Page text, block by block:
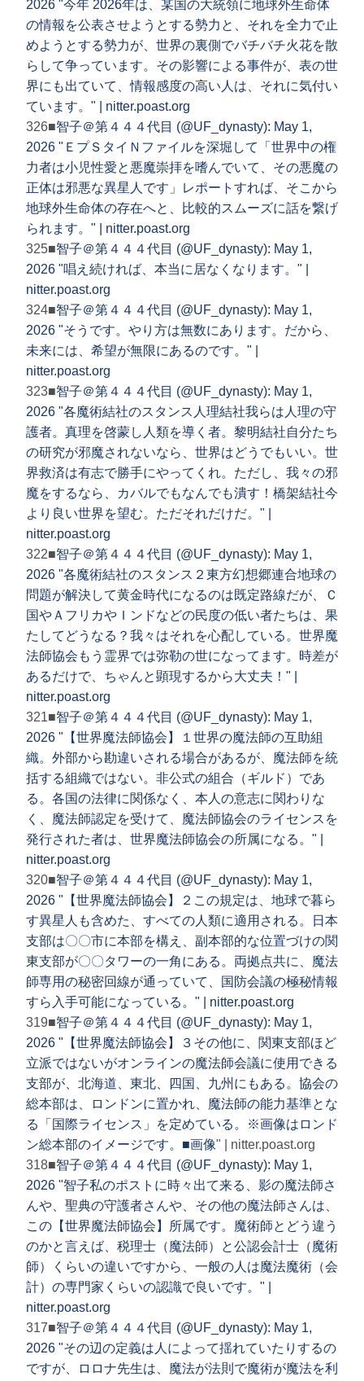
2026 "今年 2026年は、某国の大統領に地球外生命体
の情報を公表させようとする勢力と、それを全力で止
めようとする勢力が、世界の裏側でバチバチ火花を散
らして争っています。その影響による事件が、表の世
界にも出ていて、情報感度の高い人は、それに気付い
ています。" | nitter.poast.org
326■智子＠第４４４代目 (@UF_dynasty): May 1,
2026 "ＥプＳタイＮファイルを深堀して「世界中の権
力者は小児性愛と悪魔崇拝を嗜んでいて、その悪魔の
正体は邪悪な異星人です」レポートすれば、そこから
地球外生命体の存在へと、比較的スムーズに話を繋げ
られます。" | nitter.poast.org
325■智子＠第４４４代目 (@UF_dynasty): May 1,
2026 "唱え続ければ、本当に居なくなります。" |
nitter.poast.org
324■智子＠第４４４代目 (@UF_dynasty): May 1,
2026 "そうです。やり方は無数にあります。だから、
未来には、希望が無限にあるのです。" |
nitter.poast.org
323■智子＠第４４４代目 (@UF_dynasty): May 1,
2026 "各魔術結社のスタンス人理結社我らは人理の守
護者。真理を啓蒙し人類を導く者。黎明結社自分たち
の研究が邪魔されないなら、世界はどうでもいい。世
界救済は有志で勝手にやってくれ。ただし、我々の邪
魔をするなら、カバルでもなんでも潰す！橋架結社今
より良い世界を望む。ただそれだけだ。" |
nitter.poast.org
322■智子＠第４４４代目 (@UF_dynasty): May 1,
2026 "各魔術結社のスタンス２東方幻想郷連合地球の
問題が解決して黄金時代になるのは既定路線だが、Ｃ
国やＡフリカやＩンドなどの民度の低い者たちは、果
たしてどうなる？我々はそれを心配している。世界魔
法師協会もう霊界では弥勒の世になってます。時差が
あるだけで、ちゃんと顕現するから大丈夫！" |
nitter.poast.org
321■智子＠第４４４代目 (@UF_dynasty): May 1,
2026 "【世界魔法師協会】１世界の魔法師の互助組
織。外部から勘違いされる場合があるが、魔法師を統
括する組織ではない。非公式の組合（ギルド）であ
る。各国の法律に関係なく、本人の意志に関わりな
く、魔法師認定を受けて、魔法師協会のライセンスを
発行された者は、世界魔法師協会の所属になる。" |
nitter.poast.org
320■智子＠第４４４代目 (@UF_dynasty): May 1,
2026 "【世界魔法師協会】２この規定は、地球で暮ら
す異星人も含めた、すべての人類に適用される。日本
支部は〇〇市に本部を構え、副本部的な位置づけの関
東支部が〇〇タワーの一角にある。両拠点共に、魔法
師専用の秘密回線が通っていて、国防会議の極秘情報
すら入手可能になっている。" | nitter.poast.org
319■智子＠第４４４代目 (@UF_dynasty): May 1,
2026 "【世界魔法師協会】３その他に、関東支部ほど
立派ではないがオンラインの魔法師会議に使用できる
支部が、北海道、東北、四国、九州にもある。協会の
総本部は、ロンドンに置かれ、魔法師の能力基準とな
る「国際ライセンス」を定めている。※画像はロンド
ン総本部のイメージです。■画像" | nitter.poast.org
318■智子＠第４４４代目 (@UF_dynasty): May 1,
2026 "智子私のポストに時々出て来る、影の魔法師さ
んや、聖典の守護者さんや、その他の魔法師さんは、
この【世界魔法師協会】所属です。魔術師とどう違う
のかと言えば、税理士（魔法師）と公認会計士（魔術
師）くらいの違いですから、一般の人は魔法魔術（会
計）の専門家くらいの認識で良いです。" |
nitter.poast.org
317■智子＠第４４４代目 (@UF_dynasty): May 1,
2026 "その辺の定義は人によって揺れていたりするの
ですが、ロロナ先生は、魔法が法則で魔術が魔法を利